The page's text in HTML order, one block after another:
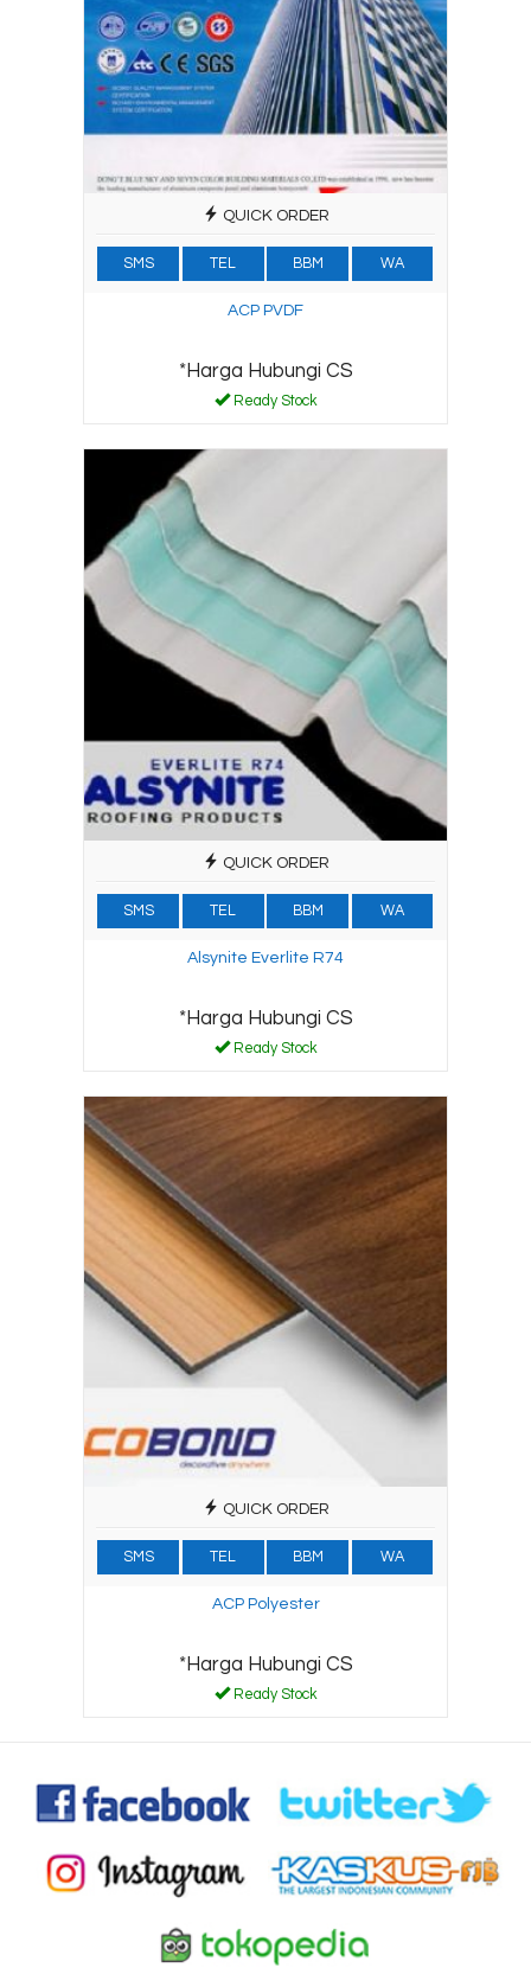
QUICK ORDER
SMS TEL BBM WA
ACP PVDF
*Harga Hubungi CS
Ready Stock
QUICK ORDER
SMS TEL BBM WA
Alsynite Everlite R74
*Harga Hubungi CS
Ready Stock
QUICK ORDER
SMS TEL BBM WA
ACP Polyester
*Harga Hubungi CS
Ready Stock